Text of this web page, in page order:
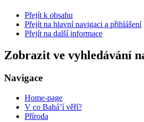
Přejít k obsahu
Přejít na hlavní navigaci a přihlášení
Přejít na další informace
Zobrazit ve vyhledávání
Navigace
Home-page
V co Bahá’í věří?
Příroda